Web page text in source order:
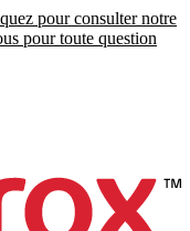
pour consulter notre
pour toute question